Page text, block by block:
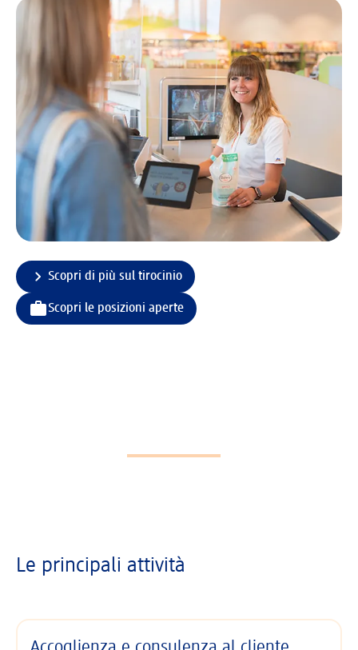
Scopri di più sul tirocinio
Scopri le posizioni aperte
Le principali attività